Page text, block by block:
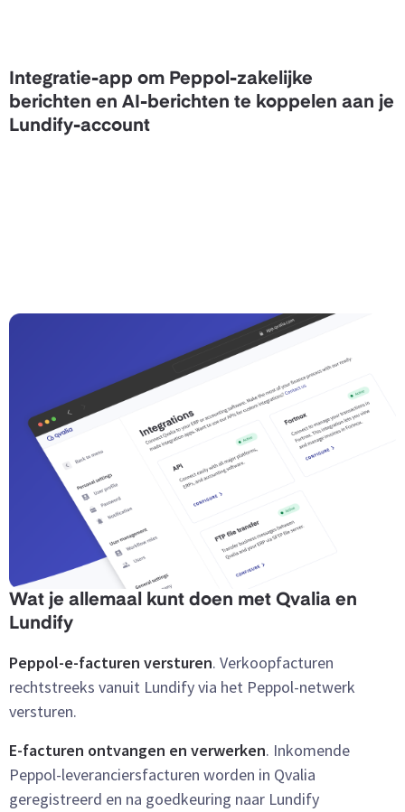
Integratie-app om Peppol-zakelijke
berichten en AI-berichten te koppelen aan je
Lundify-account
Wat je allemaal kunt doen met Qvalia en
Lundify
Peppol-e-facturen versturen. Verkoopfacturen
rechtstreeks vanuit Lundify via het Peppol-netwerk
versturen.
E-facturen ontvangen en verwerken. Inkomende
Peppol-leveranciersfacturen worden in Qvalia
geregistreerd en na goedkeuring naar Lundify